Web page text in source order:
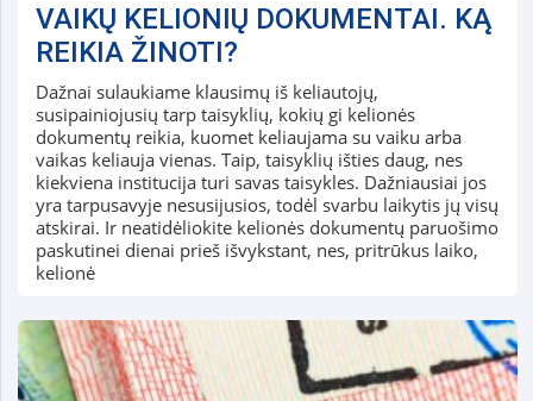
VAIKŲ KELIONIŲ DOKUMENTAI. KĄ
REIKIA ŽINOTI?
Dažnai sulaukiame klausimų iš keliautojų,
susipainiojusių tarp taisyklių, kokių gi kelionės
dokumentų reikia, kuomet keliaujama su vaiku arba
vaikas keliauja vienas. Taip, taisyklių išties daug, nes
kiekviena institucija turi savas taisykles. Dažniausiai jos
yra tarpusavyje nesusijusios, todėl svarbu laikytis jų visų
atskirai. Ir neatidėliokite kelionės dokumentų paruošimo
paskutinei dienai prieš išvykstant, nes, pritrūkus laiko,
kelionė